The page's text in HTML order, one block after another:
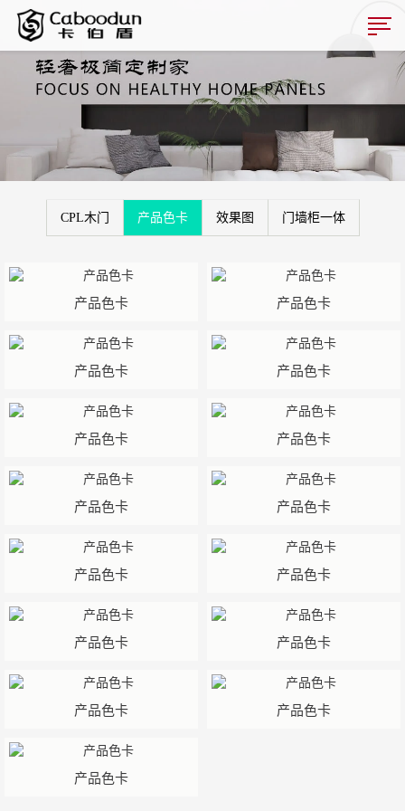
CPL木门 产品色卡 效果图 门墙柜一体
产品色卡 产品色卡
产品色卡 产品色卡
产品色卡 产品色卡
产品色卡 产品色卡
产品色卡 产品色卡
产品色卡 产品色卡
产品色卡 产品色卡
产品色卡